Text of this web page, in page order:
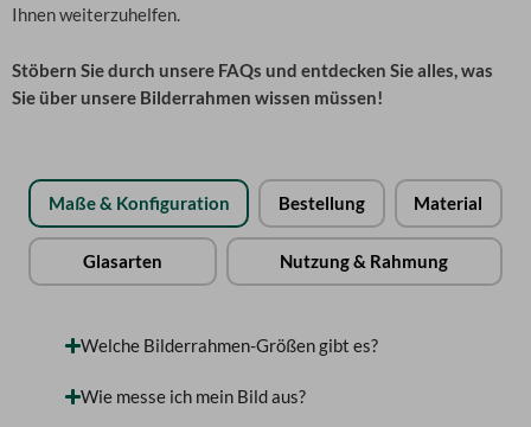
Ihnen weiterzuhelfen.
Stöbern Sie durch unsere FAQs und entdecken Sie alles, was
Sie über unsere Bilderrahmen wissen müssen!
Maße & Konfiguration Bestellung Material
Glasarten Nutzung & Rahmung
Welche Bilderrahmen-Größen gibt es?
Wie messe ich mein Bild aus?